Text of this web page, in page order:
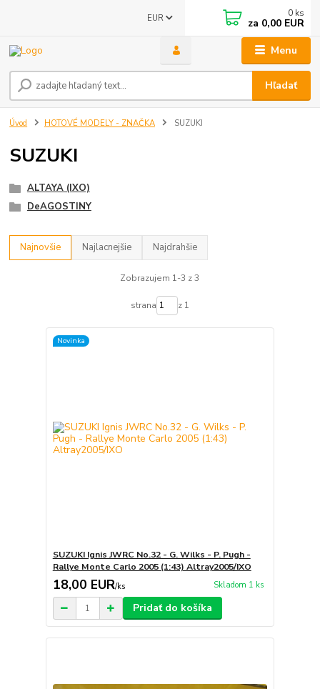
Menu
EUR
Hľadať
0 ks
za 0,00 EUR
Úvod HOTOVÉ MODELY - ZNAČKA SUZUKI
SUZUKI
ALTAYA (IXO)
DeAGOSTINY
Najnovšie Najlacnejšie Najdrahšie
Zobrazujem 1-3 z 3
strana z 1
Novinka
SUZUKI Ignis JWRC No.32 - G. Wilks - P. Pugh -
Rallye Monte Carlo 2005 (1:43) Altray2005/IXO
18,00 EUR/ks Skladom 1 ks
Pridať do košíka